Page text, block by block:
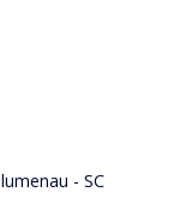
- SC